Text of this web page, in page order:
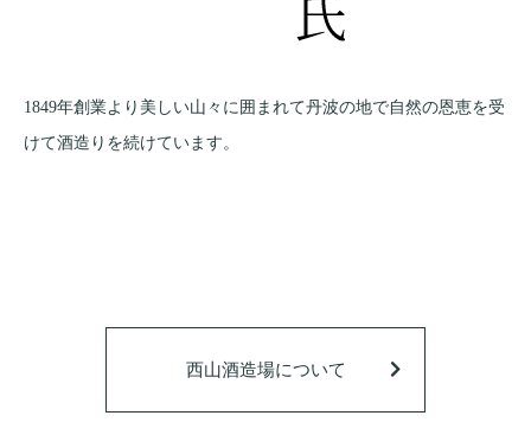
1849年創業より美しい山々に囲まれて丹波の地で自然の恩恵を受
けて酒造りを続けています。
西山酒造場について